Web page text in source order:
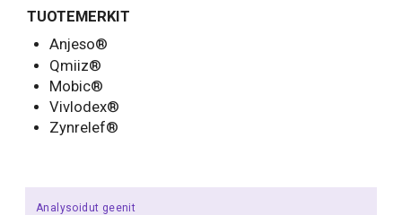
TUOTEMERKIT
Anjeso®
Qmiiz®
Mobic®
Vivlodex®
Zynrelef®
Analysoidut geenit